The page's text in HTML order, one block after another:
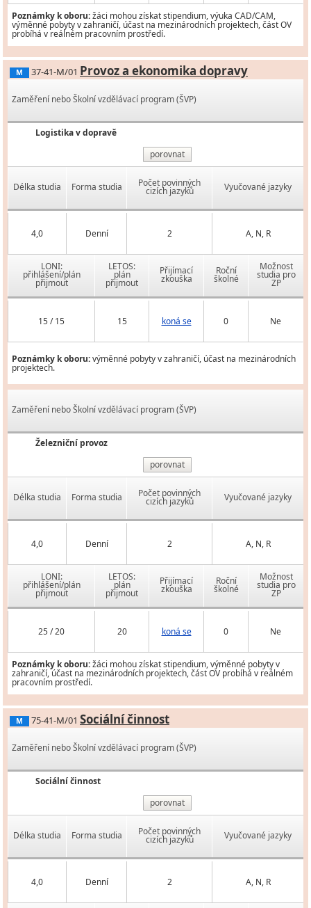
Poznámky k oboru:žáci mohou získat stipendium, výuka CAD/CAM,
výměnné pobyty v zahraničí, účast na mezinárodních projektech, část OV
probíhá v reálném pracovním prostředí.
M 37-41-M/01 Provoz a ekonomika dopravy
Zaměření nebo Školní vzdělávací program (ŠVP)
Logistika v dopravě
porovnat
Délka studia Forma studia Počet povinných
cizích jazyků Vyučované jazyky
4,0 Denní 2 A, N, R
LONI:
přihlášení/plán
přijmout
LETOS:
plán
přijmout
Přijímací
zkouška
Roční
školné
Možnost
studia pro
ZP
15 / 15 15 koná se 0 Ne
Poznámky k oboru:výměnné pobyty v zahraničí, účast na mezinárodních
projektech.
Zaměření nebo Školní vzdělávací program (ŠVP)
Železniční provoz
porovnat
Délka studia Forma studia Počet povinných
cizích jazyků Vyučované jazyky
4,0 Denní 2 A, N, R
LONI:
přihlášení/plán
přijmout
LETOS:
plán
přijmout
Přijímací
zkouška
Roční
školné
Možnost
studia pro
ZP
25 / 20 20 koná se 0 Ne
Poznámky k oboru:žáci mohou získat stipendium, výměnné pobyty v
zahraničí, účast na mezinárodních projektech, část OV probíhá v reálném
pracovním prostředí.
M 75-41-M/01 Sociální činnost
Zaměření nebo Školní vzdělávací program (ŠVP)
Sociální činnost
porovnat
Délka studia Forma studia Počet povinných
cizích jazyků Vyučované jazyky
4,0 Denní 2 A, N, R